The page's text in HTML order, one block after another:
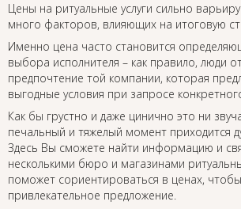
Цены на ритуальные услуги сильно
много факторов, влияющих на итоговую
Именно цена часто становится
выбора исполнителя – как правило, люди
предпочтение той компании, которая
выгодные условия при запросе
Как бы грустно и даже цинично это ни
печальный и тяжелый момент приходится
Здесь Вы сможете найти информацию и
несколькими бюро и магазинами
поможет сориентироваться в ценах,
привлекательное предложение.